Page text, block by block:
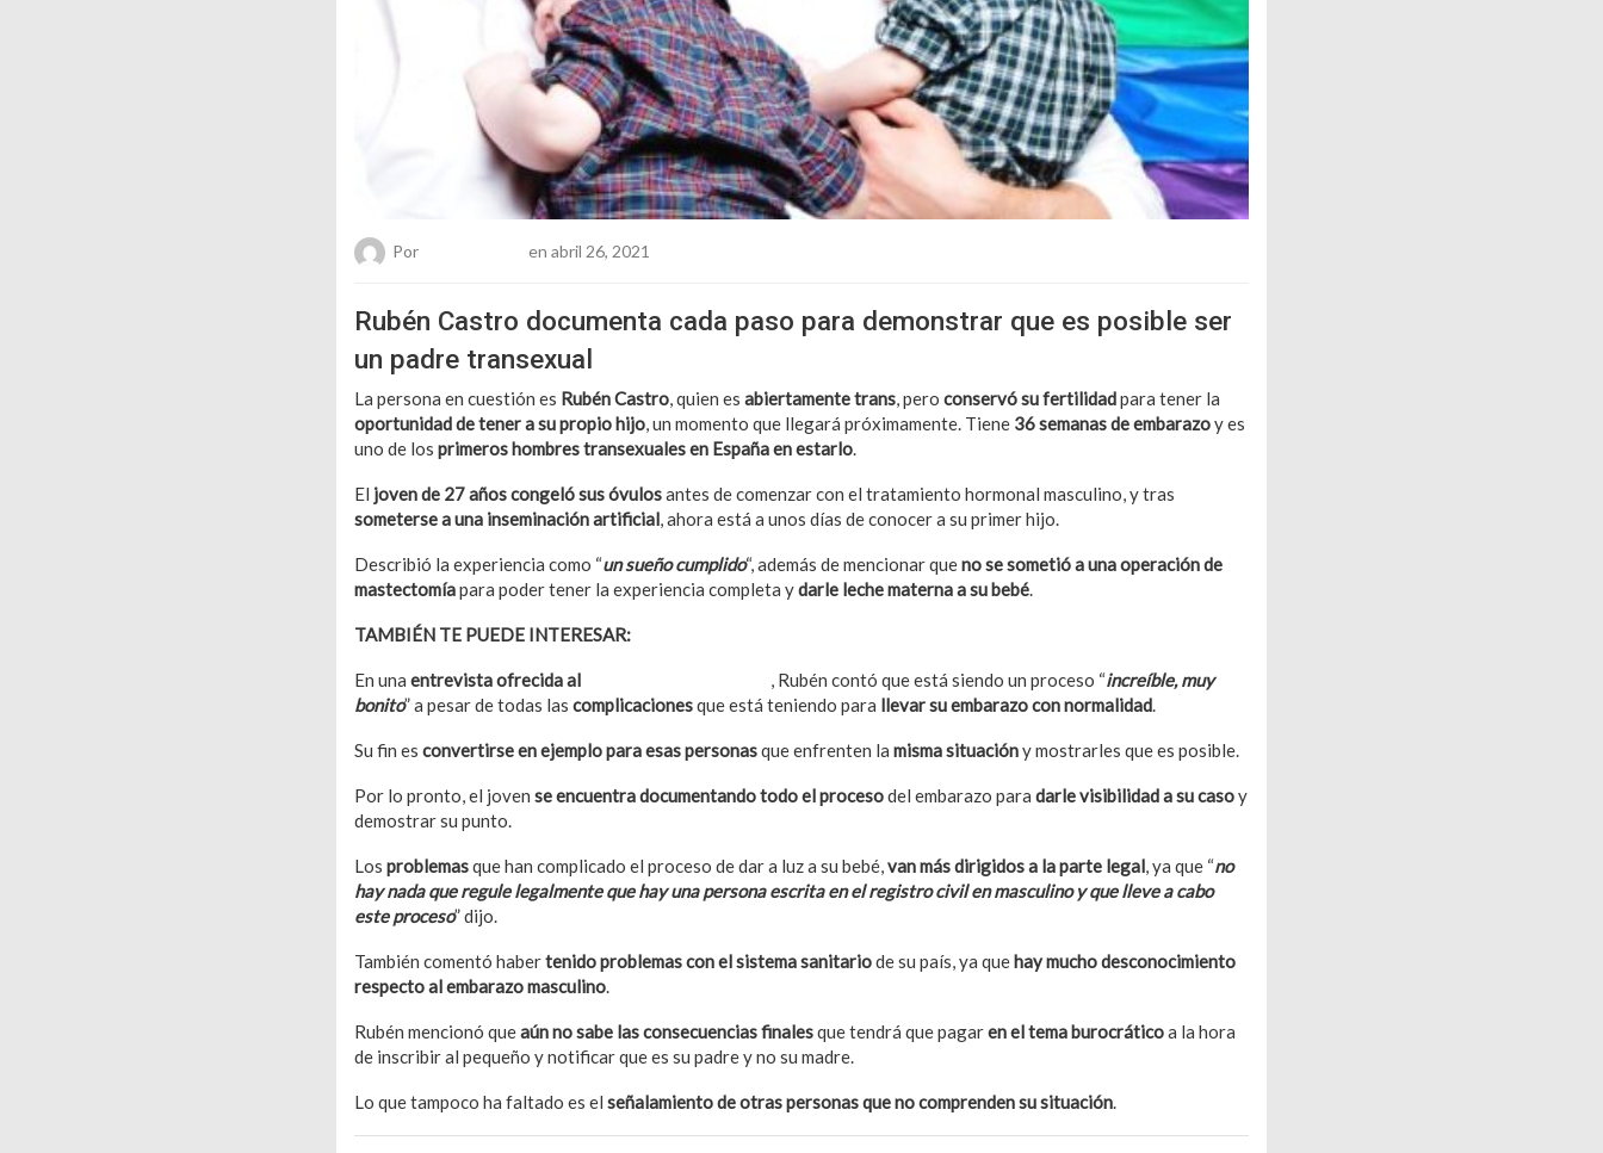
Por en abril 26, 2021
Rubén Castro documenta cada paso para demonstrar que es posible ser
un padre transexual
La persona en cuestión es Rubén Castro, quien es abiertamente trans, pero conservó su fertilidadpara tener la
oportunidad de tener a su propio hijo, un momento que llegará próximamente. Tiene 36 semanas de embarazoy es
uno de los primeros hombres transexuales en España en estarlo.
El joven de 27 años congeló sus óvulosantes de comenzar con el tratamiento hormonal masculino, y tras
someterse a una inseminación artificial, ahora está a unos días de conocer a su primer hijo.
Describió la experiencia como “un sueño cumplido“, además de mencionar queno se sometió a una operación de
mastectomíapara poder tener la experiencia completa ydarle leche materna a su bebé.
TAMBIÉN TE PUEDE INTERESAR:
En una entrevista ofrecida al , Rubén contó que está siendo un proceso “increíble, muy
bonito” a pesar de todas las complicacionesque está teniendo para llevar su embarazo con normalidad.
Su fin es convertirse en ejemplo para esas personasque enfrenten la misma situacióny mostrarles que es posible.
Por lo pronto, el joven se encuentra documentando todo el procesodel embarazo para darle visibilidad a su casoy
demostrar su punto.
Los problemasque han complicado el proceso de dar a luz a su bebé,van más dirigidos a la parte legal, ya que “no
hay nada que regule legalmente que hay una persona escrita en el registro civil en masculino y que lleve a cabo
este proceso” dijo.
También comentó habertenido problemas con el sistema sanitariode su país, ya quehay mucho desconocimiento
respecto al embarazo masculino.
Rubén mencionó queaún no sabe las consecuencias finalesque tendrá que pagaren el tema burocráticoa la hora
de inscribir al pequeño y notificar que es su padre y no su madre.
Lo que tampoco ha faltado es el señalamiento de otras personas que no comprenden su situación.